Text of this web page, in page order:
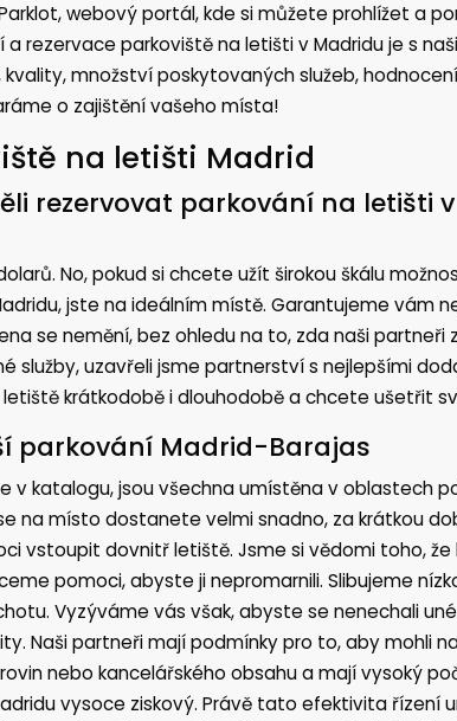
webový portál, kde si můžete prohlížet a
a rezervace parkoviště na letišti v Madridu je s
množství poskytovaných služeb,
o zajištění vašeho místa!
na letišti Madrid
rezervovat parkování na letišti
No, pokud si chcete užít širokou škálu
jste na ideálním místě. Garantujeme vám
se nemění, bez ohledu na to, zda naši partneři
služby, uzavřeli jsme partnerství s nejlepšími
krátkodobě i dlouhodobě a chcete ušetřit
parkování Madrid-Barajas
v katalogu, jsou všechna umístěna v oblastech
na místo dostanete velmi snadno, za krátkou
vstoupit dovnitř letiště. Jsme si vědomi toho,
pomoci, abyste ji nepromarnili. Slibujeme
Vyzýváme vás však, abyste se nenechali
Naši partneři mají podmínky pro to, aby mohli
nebo kancelářského obsahu a mají vysoký
vysoce ziskový. Právě tato efektivita řízení